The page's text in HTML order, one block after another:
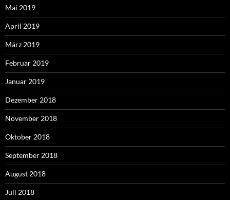
Mai 2019
April 2019
März 2019
Februar 2019
Januar 2019
Dezember 2018
November 2018
Oktober 2018
September 2018
August 2018
Juli 2018